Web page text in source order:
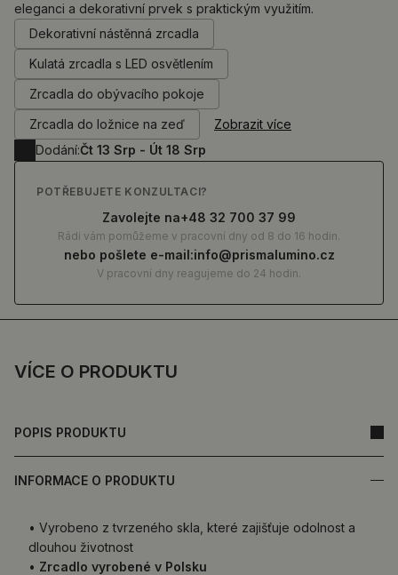
VÍCE O PRODUKTU
POPIS PRODUKTU
INFORMACE O PRODUKTU
• Vyrobeno z tvrzeného skla, které zajišťuje odolnost a
dlouhou životnost
• Zrcadlo vyrobené v Polsku
0.00Kč
eleganci a dekorativní prvek s praktickým využitím.
Dekorativní nástěnná zrcadla
Kulatá zrcadla s LED osvětlením
Zrcadla do obývacího pokoje
Zrcadla do ložnice na zeď
Zobrazit více
Dodání:Čt 13 Srp - Út 18 Srp
POTŘEBUJETE KONZULTACI?
Zavolejte na+48 32 700 37 99
Rádi vám pomůžeme v pracovní dny od 8 do 16 hodin.
nebo pošlete e-mail:info@prismalumino.cz
V pracovní dny reagujeme do 24 hodin.